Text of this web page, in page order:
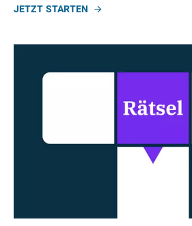
JETZT STARTEN